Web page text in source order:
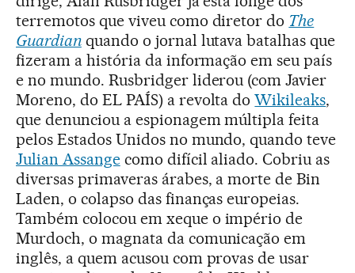
terremotos que viveu como diretor do The
Guardianquando o jornal lutava batalhas que
fizeram a história da informação em seu país
e no mundo. Rusbridger liderou (com Javier
Moreno, do EL PAÍS) a revolta doWikileaks,
que denunciou a espionagem múltipla feita
pelos Estados Unidos no mundo, quando teve
Julian Assangecomo difícil aliado. Cobriu as
diversas primaveras árabes, a morte de Bin
Laden, o colapso das finanças europeias.
Também colocou em xeque o império de
Murdoch, o magnata da comunicação em
inglês, a quem acusou com provas de usar